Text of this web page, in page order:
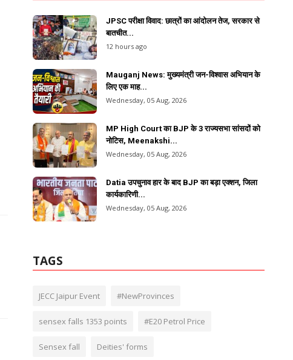
JPSC परीक्षा विवाद: छात्रों का आंदोलन तेज, सरकार से
बातचीत...
12 hours ago
Mauganj News: मुख्यमंत्री जन-विश्वास अभियान के
लिए एक माह...
Wednesday, 05 Aug, 2026
MP High Court का BJP के 3 राज्यसभा सांसदों को
नोटिस, Meenakshi...
Wednesday, 05 Aug, 2026
Datia उपचुनाव हार के बाद BJP का बड़ा एक्शन, जिला
कार्यकारिणी...
Wednesday, 05 Aug, 2026
TAGS
JECC Jaipur Event #NewProvinces
sensex falls 1353 points #E20 Petrol Price
Sensex fall Deities' forms